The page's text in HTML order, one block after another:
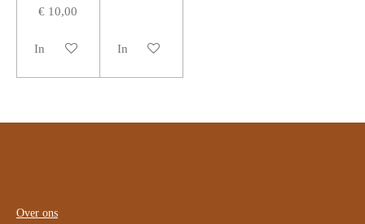
€ 10,00
In winkelwagen In winkelwagen
Over ons